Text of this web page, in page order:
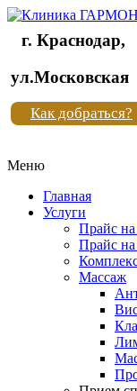
Клиника
"Новая
жизнь"
Клиника
жизнь"
г. Краснодар,
ул.Московская
Как добраться?
Меню
Главная
Услуги
Прайс на
Прайс
Массаж